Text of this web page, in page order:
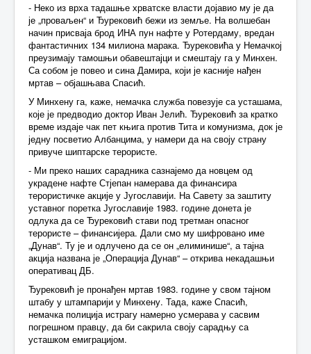
- Неко из врха тадашње хрватске власти дојавио му је да
је „проваљен“ и Ђурековић бежи из земље. На волшебан
начин присваја брод ИНА пун нафте у Ротердаму, вредан
фантастичних 134 милиона марака. Ђурековића у Немачкој
преузимају тамошњи обавештајци и смештају га у Минхен.
Са собом је повео и сина Дамира, који је касније нађен
мртав – објашњава Спасић.
У Минхену га, каже, немачка служба повезује са усташама,
које је предводио доктор Иван Јелић. Ђурековић за кратко
време издаје чак пет књига против Тита и комунизма, док је
једну посветио Албанцима, у намери да на своју страну
привуче шиптарске терористе.
- Ми преко наших сарадника сазнајемо да новцем од
украдене нафте Стјепан намерава да финансира
терористичке акције у Југославији. На Савету за заштиту
уставног поретка Југославије 1983. године донета је
одлука да се Ђурековић стави под третман опасног
терористе – финансијера. Дали смо му шифровано име
„Дунав“. Ту је и одлучено да се он „елиминише“, а тајна
акција названа је „Операција Дунав“ – открива некадашњи
оперативац ДБ.
Ђурековић је пронађен мртав 1983. године у свом тајном
штабу у штампарији у Минхену. Тада, каже Спасић,
немачка полиција истрагу намерно усмерава у сасвим
погрешном правцу, да би сакрила своју сарадњу са
усташком емиграцијом.